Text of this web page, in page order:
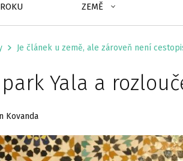
ZEMĚ
Je článek u země, ale zároveň není
Yala a
Kovanda